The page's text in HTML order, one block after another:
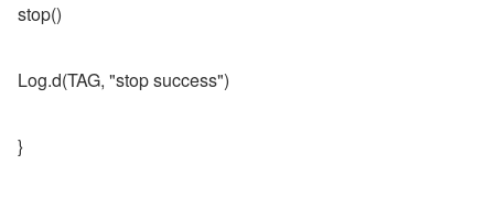
stop()
Log.d(TAG, "stop success")
}